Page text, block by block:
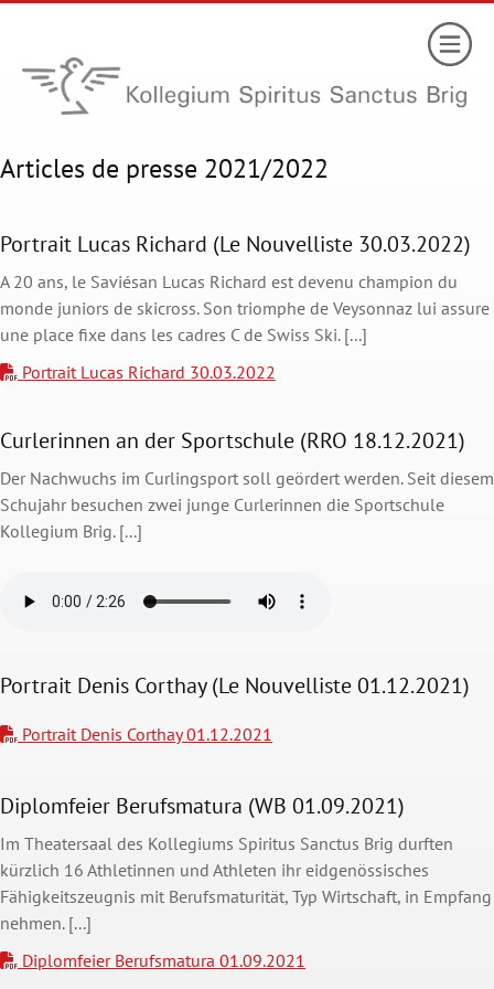
Articles de presse 2021/2022
Portrait Lucas Richard (Le Nouvelliste 30.03.2022)
A 20 ans, le Saviésan Lucas Richard est devenu champion du
monde juniors de skicross. Son triomphe de Veysonnaz lui assure
une place fixe dans les cadres C de Swiss Ski. [...]
Portrait Lucas Richard 30.03.2022
Curlerinnen an der Sportschule (RRO 18.12.2021)
Der Nachwuchs im Curlingsport soll geördert werden. Seit diesem
Schujahr besuchen zwei junge Curlerinnen die Sportschule
Kollegium Brig. [...]
Portrait Denis Corthay (Le Nouvelliste 01.12.2021)
Portrait Denis Corthay 01.12.2021
Diplomfeier Berufsmatura (WB 01.09.2021)
Im Theatersaal des Kollegiums Spiritus Sanctus Brig durften
kürzlich 16 Athletinnen und Athleten ihr eidgenössisches
Fähigkeitszeugnis mit Berufsmaturität, Typ Wirtschaft, in Empfang
nehmen. [...]
Diplomfeier Berufsmatura 01.09.2021